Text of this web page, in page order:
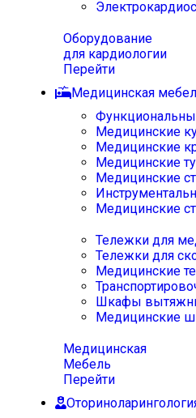
Оборудование
для кардиологии
Перейти
Медицинская
Медицинские
Медицинские
Медицинские
Медицинские
Медицинские
Тележки для
Тележки для
Медицинские
Шкафы
Медицинские
Медицинская
Мебель
Перейти